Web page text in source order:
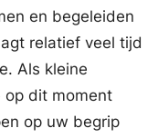
en begeleiden
relatief veel tijd
Als kleine
op dit moment
op uw begrip